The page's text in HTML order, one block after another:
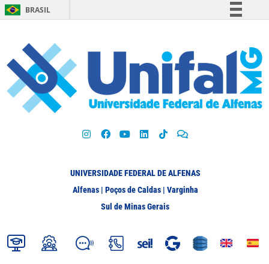
BRASIL
Participe
Acesso à informação
Legislação
UNIVERSIDADE FEDERAL DE ALFENAS
Alfenas | Poços de Caldas | Varginha
Sul de Minas Gerais